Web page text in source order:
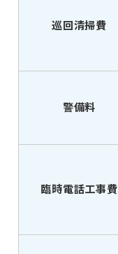
巡回清掃費
警備料
臨時電話工事費